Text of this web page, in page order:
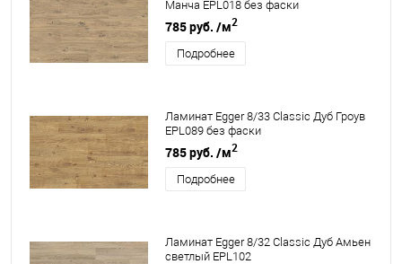
Манча EPL018 без фаски
785 руб. /м2
Подробнее
Ламинат Egger 8/33 Classic Дуб Гроув
EPL089 без фаски
785 руб. /м2
Подробнее
Ламинат Egger 8/32 Classic Дуб Амьен
светлый EPL102